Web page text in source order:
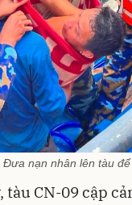
Đưa nạn nhân lên tàu để
tàu CN-09 cập